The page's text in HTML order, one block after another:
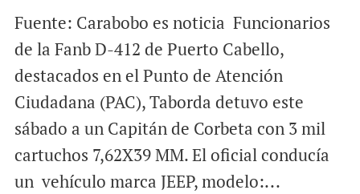
Fuente: Carabobo es noticia Funcionarios
de la Fanb D-412 de Puerto Cabello,
destacados en el Punto de Atención
Ciudadana (PAC), Taborda detuvo este
sábado a un Capitán de Corbeta con 3 mil
cartuchos 7,62X39 MM. El oficial conducía
un vehículo marca JEEP, modelo:...